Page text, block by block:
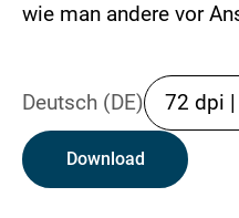
wie man andere vor
Deutsch (DE) 72 dpi |
Download